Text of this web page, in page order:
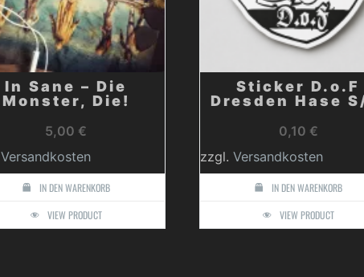
In Sane – Die
Monster, Die!
5,00€
Versandkosten
IN DEN WARENKORB
VIEW PRODUCT
Sticker D.o.F
Dresden Hase
0,10 €
zzgl. Versandkosten
IN DEN WARENKORB
VIEW PRODUCT